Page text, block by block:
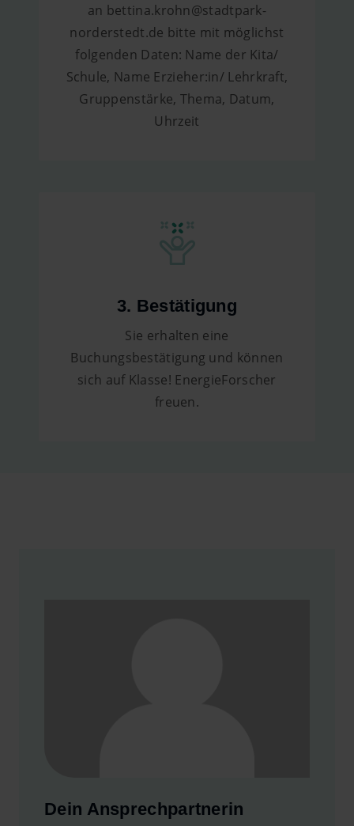
an bettina.krohn@stadtpark-
norderstedt.de bitte mit möglichst
folgenden Daten: Name der Kita/
Schule, Name Erzieher:in/ Lehrkraft,
Gruppenstärke, Thema, Datum,
Uhrzeit
3. Bestätigung
Sie erhalten eine
Buchungsbestätigung und können
sich auf Klasse! EnergieForscher
freuen.
Dein Ansprechpartnerin